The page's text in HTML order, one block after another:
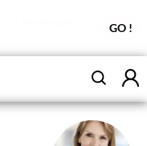
GO !